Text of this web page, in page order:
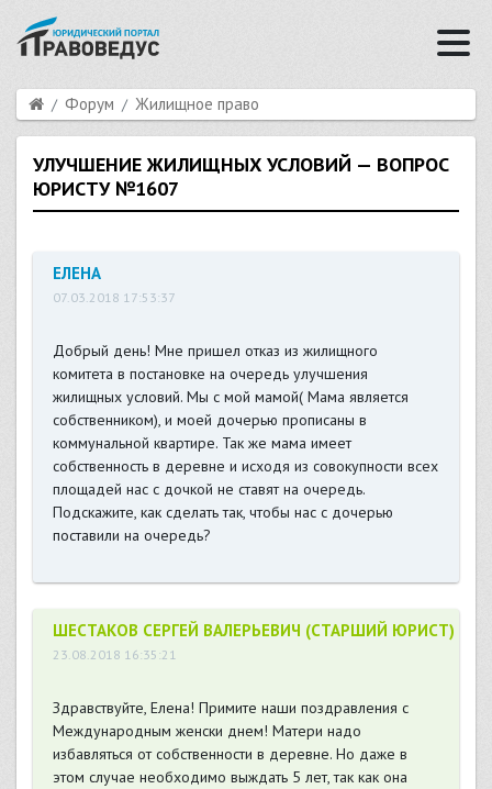
Форум Жилищное право
УЛУЧШЕНИЕ ЖИЛИЩНЫХ УСЛОВИЙ — ВОПРОС
ЮРИСТУ №1607
ЕЛЕНА
07.03.2018 17:53:37
Добрый день! Мне пришел отказ из жилищного
комитета в постановке на очередь улучшения
жилищных условий. Мы с мой мамой( Мама является
собственником), и моей дочерью прописаны в
коммунальной квартире. Так же мама имеет
собственность в деревне и исходя из совокупности всех
площадей нас с дочкой не ставят на очередь.
Подскажите, как сделать так, чтобы нас с дочерью
поставили на очередь?
ШЕСТАКОВ СЕРГЕЙ ВАЛЕРЬЕВИЧ (СТАРШИЙ ЮРИСТ)
23.08.2018 16:35:21
Здравствуйте, Елена! Примите наши поздравления с
Международным женски днем! Матери надо
избавляться от собственности в деревне. Но даже в
этом случае необходимо выждать 5 лет, так как она